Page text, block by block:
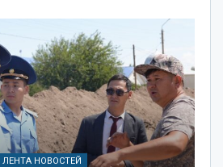
ЛЕНТА НОВОСТЕЙ